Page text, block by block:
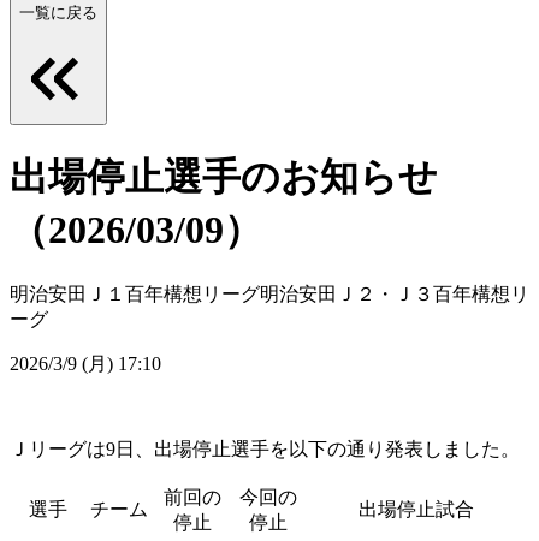
一覧に戻る
出場停止選手のお知らせ
（2026/03/09）
明治安田Ｊ１百年構想リーグ明治安田Ｊ２・Ｊ３百年構想リ
ーグ
2026/3/9 (月) 17:10
Ｊリーグは9日、出場停止選手を以下の通り発表しました。
選手 チーム
前回の
停止
今回の
停止
出場停止試合